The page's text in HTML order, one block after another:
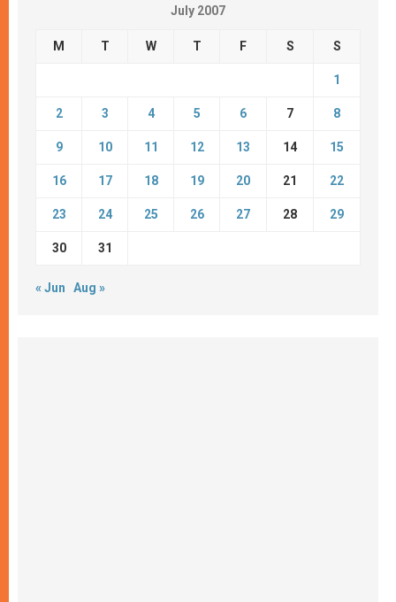
July 2007
M T W T F S S
1
2 3 4 5 6 7 8
9 10 11 12 13 14 15
16 17 18 19 20 21 22
23 24 25 26 27 28 29
30 31
« Jun Aug »